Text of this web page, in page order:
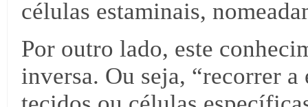
células estaminais,
Por outro lado, este
inversa. Ou seja, “recorrer